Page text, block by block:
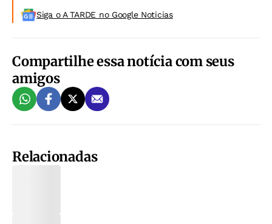
Siga o A TARDE no Google Noticias
Compartilhe essa notícia com seus
amigos
Relacionadas